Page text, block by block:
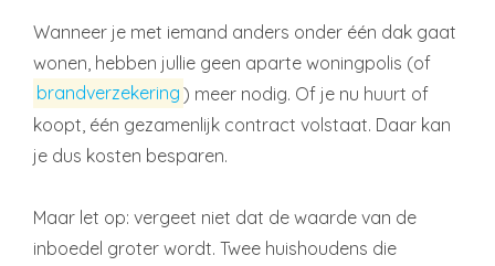
Wanneer je met iemand anders onder één dak gaat
wonen, hebben jullie geen aparte woningpolis (of
brandverzekering ) meer nodig. Of je nu huurt of
koopt, één gezamenlijk contract volstaat. Daar kan
je dus kosten besparen.
Maar let op: vergeet niet dat de waarde van de
inboedel groter wordt. Twee huishoudens die